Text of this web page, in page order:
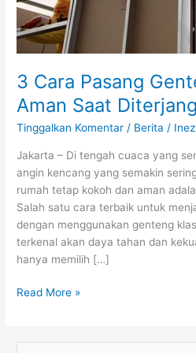
3 Cara Pasang
Aman Saat
Tinggalkan Komentar / Berita /
Jakarta – Di tengah cuaca yang
angin kencang yang semakin
rumah tetap kokoh dan aman
Salah satu cara terbaik untuk
dengan menggunakan genteng
terkenal akan daya tahan dan
hanya memilih […]
Angin
Read More »